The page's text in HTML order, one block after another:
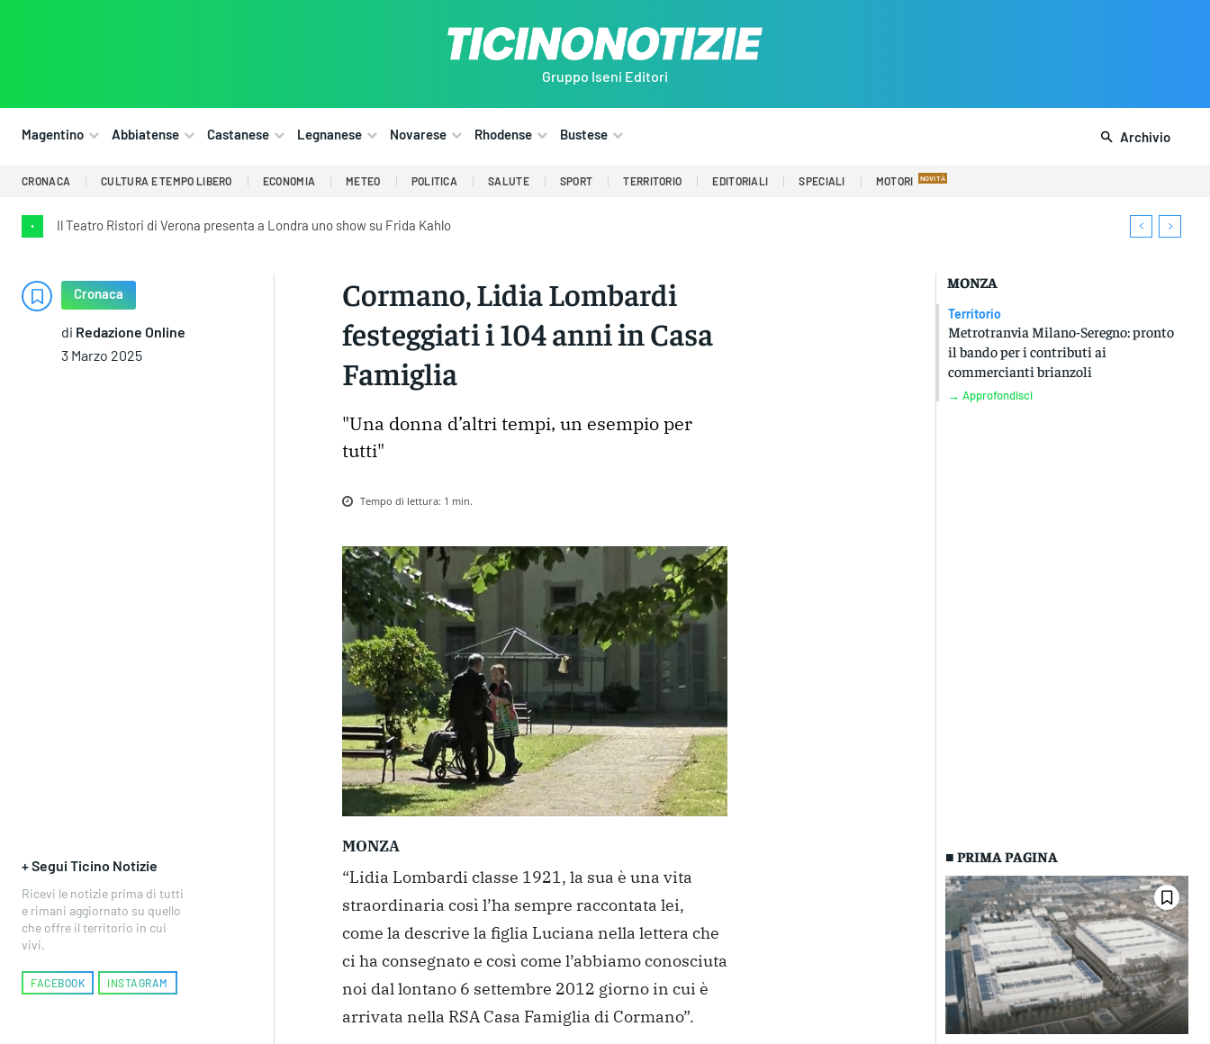
Gruppo Iseni Editori
Magentino Abbiatense Castanese Legnanese Novarese Rhodense Bustese Archivio
CRONACA CULTURA E TEMPO LIBERO ECONOMIA METEO POLITICA SALUTE SPORT TERRITORIO EDITORIALI SPECIALI MOTORI
• Il Teatro Ristori di Verona presenta a Londra uno show su Frida Kahlo
Cronaca
di Redazione Online
3 Marzo 2025
Cormano, Lidia Lombardi
festeggiati i 104 anni in Casa
Famiglia
"Una donna d’altri tempi, un esempio per
tutti"
Tempo di lettura: 1 min.
MONZA
Territorio
Metrotranvia Milano-Seregno: pronto
il bando per i contributi ai
commercianti brianzoli
→ Approfondisci
+ Segui Ticino Notizie
Ricevi le notizie prima di tutti
e rimani aggiornato su quello
che offre il territorio in cui
vivi.
FACEBOOK INSTAGRAM
MONZA
“Lidia Lombardi classe 1921, la sua è una vita
straordinaria così l’ha sempre raccontata lei,
come la descrive la figlia Luciana nella lettera che
ci ha consegnato e così come l’abbiamo conosciuta
noi dal lontano 6 settembre 2012 giorno in cui è
arrivata nella RSA Casa Famiglia di Cormano”.
■ PRIMA PAGINA